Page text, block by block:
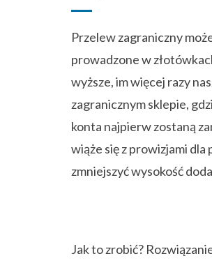
Przelew zagraniczny
prowadzone w
wyższe, im więcej razy
zagranicznym sklepie,
konta najpierw zostaną
wiąże się z prowizjami
zmniejszyć wysokość
Jak to zrobić?